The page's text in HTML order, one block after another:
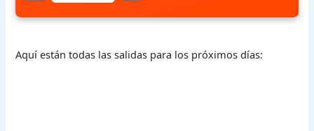
Aquí están todas las salidas para los próximos días: